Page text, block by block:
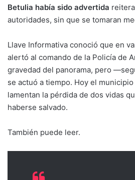
Betulia había sido advertida
autoridades, sin que se tomaran
Llave Informativa conoció que en
alertó al comando de la Policía de
gravedad del panorama, pero
se actuó a tiempo. Hoy el
lamentan la pérdida de dos vidas
haberse salvado.
También puede leer.